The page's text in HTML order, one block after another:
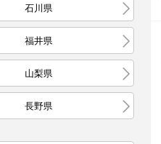
石川県
福井県
山梨県
長野県